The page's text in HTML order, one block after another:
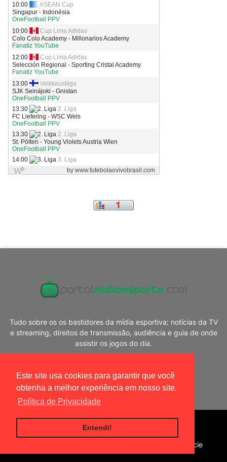
Este site usa cookies para garantir que você
obtenha a melhor experiência em nosso site.
Política de Privacidade
Entendi!
Tudo sobre os os bastidores da mídia esportiva: notícias da TV
e streaming, direitos de transmissão, audiência e guia de onde
assistir os jogos do dia.
Blogger Templates|
Anuncie